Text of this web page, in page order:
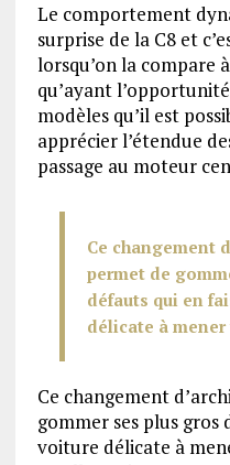
Le comportement
surprise de la C8 et
lorsqu’on la compare
qu’ayant
modèles qu’il est
apprécier l’étendue
passage au moteur
Ce changement
permet de
défauts qui en
délicate à
Ce changement
gommer ses plus gros
voiture délicate à